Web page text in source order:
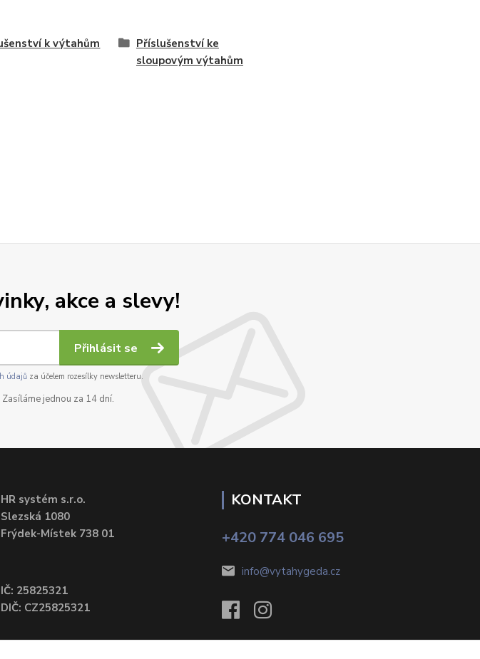
k výtahům
Příslušenství ke
sloupovým výtahům
akce a slevy!
Přihlásit se
údajůza účelem rozesílky newsletteru.
jednou za 14 dní.
HR systém s.r.o.
Slezská 1080
Frýdek-Místek 738 01
IČ: 25825321
DIČ: CZ25825321
KONTAKT
+420 774 046 695
info@vytahygeda.cz